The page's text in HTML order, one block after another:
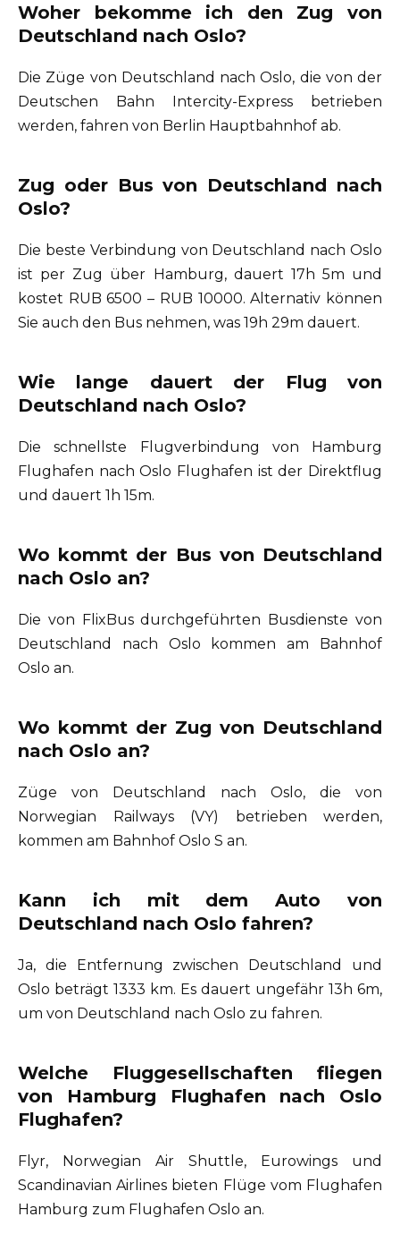
Woher bekomme ich den Zug von
Deutschland nach Oslo?
Die Züge von Deutschland nach Oslo, die von der
Deutschen Bahn Intercity-Express betrieben
werden, fahren von Berlin Hauptbahnhof ab.
Zug oder Bus von Deutschland nach
Oslo?
Die beste Verbindung von Deutschland nach Oslo
ist per Zug über Hamburg, dauert 17h 5m und
kostet RUB 6500 – RUB 10000. Alternativ können
Sie auch den Bus nehmen, was 19h 29m dauert.
Wie lange dauert der Flug von
Deutschland nach Oslo?
Die schnellste Flugverbindung von Hamburg
Flughafen nach Oslo Flughafen ist der Direktflug
und dauert 1h 15m.
Wo kommt der Bus von Deutschland
nach Oslo an?
Die von FlixBus durchgeführten Busdienste von
Deutschland nach Oslo kommen am Bahnhof
Oslo an.
Wo kommt der Zug von Deutschland
nach Oslo an?
Züge von Deutschland nach Oslo, die von
Norwegian Railways (VY) betrieben werden,
kommen am Bahnhof Oslo S an.
Kann ich mit dem Auto von
Deutschland nach Oslo fahren?
Ja, die Entfernung zwischen Deutschland und
Oslo beträgt 1333 km. Es dauert ungefähr 13h 6m,
um von Deutschland nach Oslo zu fahren.
Welche Fluggesellschaften fliegen
von Hamburg Flughafen nach Oslo
Flughafen?
Flyr, Norwegian Air Shuttle, Eurowings und
Scandinavian Airlines bieten Flüge vom Flughafen
Hamburg zum Flughafen Oslo an.